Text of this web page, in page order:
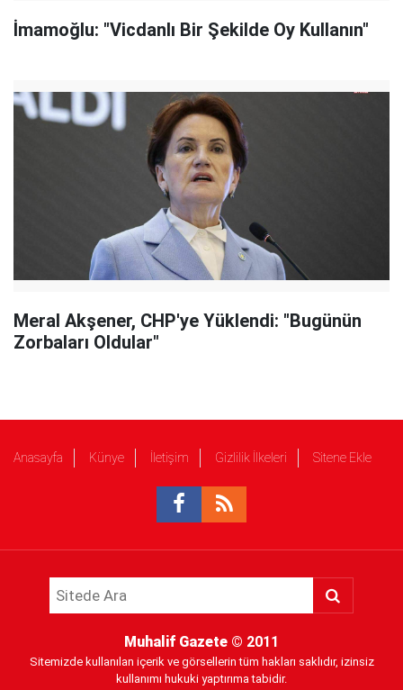
İmamoğlu: "Vicdanlı Bir Şekilde Oy Kullanın"
Meral Akşener, CHP'ye Yüklendi: "Bugünün
Zorbaları Oldular"
Anasayfa Künye İletişim Gizlilik İlkeleri Sitene Ekle
Muhalif Gazete © 2011
Sitemizde kullanılan içerik ve görsellerin tüm hakları saklıdır, izinsiz
kullanımı hukuki yaptırıma tabidir.